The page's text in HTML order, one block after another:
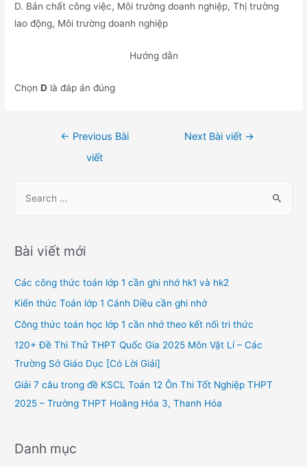
D. Bản chất công việc, Môi trường doanh nghiệp, Thị trường
lao động, Môi trường doanh nghiệp
Hướng dẫn
ChọnD là đáp án đúng
← Previous Bài
viết
Next Bài viết →
r
h
f
o
Bài viết mới
Các công thức toán lớp 1 cần ghi nhớ hk1 và hk2
Kiến thức Toán lớp 1 Cánh Diều cần ghi nhớ
Công thức toán học lớp 1 cần nhớ theo kết nối tri thức
120+ Đề Thi Thử THPT Quốc Gia 2025 Môn Vật Lí – Các
Trường Sở Giáo Dục [Có Lời Giải]
Giải 7 câu trong đề KSCL Toán 12 Ôn Thi Tốt Nghiệp THPT
2025 – Trường THPT Hoằng Hóa 3, Thanh Hóa
Danh mục